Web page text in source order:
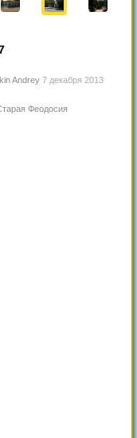
Andrey 7 декабря 2013
Феодосия